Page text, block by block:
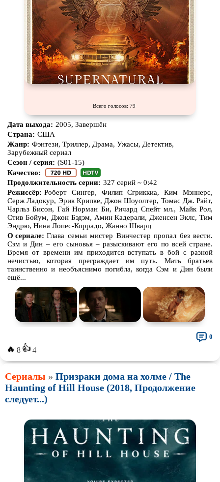
Всего голосов: 79
Дата выхода: 2005, Завершён
Страна: США
Жанр: Фэнтези, Триллер, Драма, Ужасы, Детектив,
Зарубежный сериал
Сезон / серия: (S01-15)
Качество:
Продолжительность серии: 327 серий ~ 0:42
Режиссёр: Роберт Сингер, Филип Сгриккиа, Ким Мэннерс,
Серж Ладокур, Эрик Крипке, Джон Шоуолтер, Томас Дж. Райт,
Чарльз Бисон, Гай Норман Би, Ричард Спейт мл., Майк Рол,
Стив Бойум, Джон Бэдэм, Амин Кадерали, Дженсен Эклс, Тим
Эндрю, Нина Лопес-Коррадо, Жанно Шварц
О сериале: Глава семьи мистер Винчестер пропал без вести.
Сэм и Дин – его сыновья – разыскивают его по всей стране.
Время от времени им приходится вступать в бой с разной
нечистью, которая преграждает им путь. Мать братьев
таинственно и необъяснимо погибла, когда Сэм и Дин были
ещё...
🔥 8 👍4
0
Сериалы » Призраки дома на холме / The
Haunting of Hill House (2018, Продолжение
следует...)